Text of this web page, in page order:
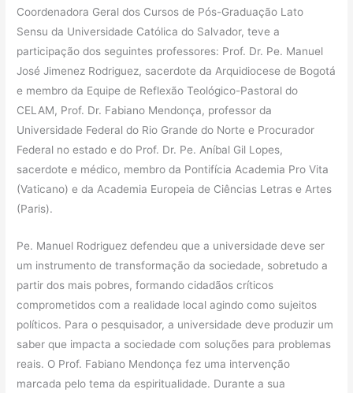
Coordenadora Geral dos Cursos de Pós-Graduação Lato
Sensu da Universidade Católica do Salvador, teve a
participação dos seguintes professores: Prof. Dr. Pe. Manuel
José Jimenez Rodriguez, sacerdote da Arquidiocese de Bogotá
e membro da Equipe de Reflexão Teológico-Pastoral do
CELAM, Prof. Dr. Fabiano Mendonça, professor da
Universidade Federal do Rio Grande do Norte e Procurador
Federal no estado e do Prof. Dr. Pe. Aníbal Gil Lopes,
sacerdote e médico, membro da Pontifícia Academia Pro Vita
(Vaticano) e da Academia Europeia de Ciências Letras e Artes
(Paris).
Pe. Manuel Rodriguez defendeu que a universidade deve ser
um instrumento de transformação da sociedade, sobretudo a
partir dos mais pobres, formando cidadãos críticos
comprometidos com a realidade local agindo como sujeitos
políticos. Para o pesquisador, a universidade deve produzir um
saber que impacta a sociedade com soluções para problemas
reais. O Prof. Fabiano Mendonça fez uma intervenção
marcada pelo tema da espiritualidade. Durante a sua